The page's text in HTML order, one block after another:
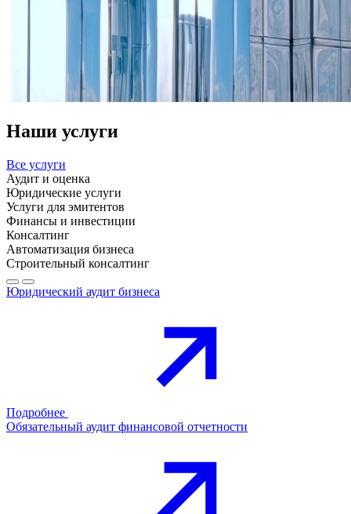
Наши услуги
Все услуги
Аудит и оценка
Юридические услуги
Услуги для эмитентов
Финансы и инвестиции
Консалтинг
Автоматизация бизнеса
Строительный консалтинг
Юридический аудит бизнеса
Подробнее
Обязательный аудит финансовой отчетности